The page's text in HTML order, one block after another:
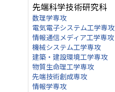
先端科学技術研究科
数理学専攻
電気電子システム工学専攻
情報通信メディア工学専攻
機械システム工学専攻
建築・建設環境工学専攻
物質生命理工学専攻
先端技術創成専攻
情報学専攻